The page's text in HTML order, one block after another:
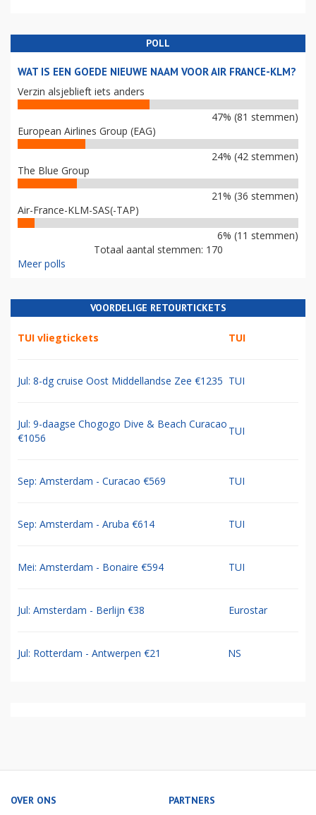
POLL
WAT IS EEN GOEDE NIEUWE NAAM VOOR AIR FRANCE-KLM?
Verzin alsjeblieft iets anders
47% (81 stemmen)
European Airlines Group (EAG)
24% (42 stemmen)
The Blue Group
21% (36 stemmen)
Air-France-KLM-SAS(-TAP)
6% (11 stemmen)
Totaal aantal stemmen: 170
Meer polls
VOORDELIGE RETOURTICKETS
TUI vliegtickets TUI
Jul: 8-dg cruise Oost Middellandse Zee €1235 TUI
Jul: 9-daagse Chogogo Dive & Beach Curacao
€1056
TUI
Sep: Amsterdam - Curacao €569 TUI
Sep: Amsterdam - Aruba €614 TUI
Mei: Amsterdam - Bonaire €594 TUI
Jul: Amsterdam - Berlijn €38 Eurostar
Jul: Rotterdam - Antwerpen €21 NS
OVER ONS PARTNERS